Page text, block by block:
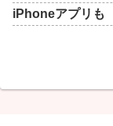
iPhoneアプリも